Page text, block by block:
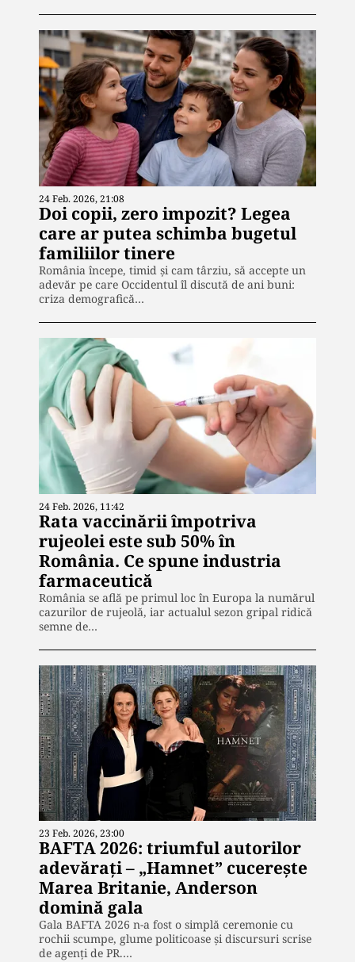
24 Feb. 2026, 21:08
Doi copii, zero impozit? Legea
care ar putea schimba bugetul
familiilor tinere
România începe, timid și cam târziu, să accepte un
adevăr pe care Occidentul îl discută de ani buni:
criza demografică…
24 Feb. 2026, 11:42
Rata vaccinării împotriva
rujeolei este sub 50% în
România. Ce spune industria
farmaceutică
România se află pe primul loc în Europa la numărul
cazurilor de rujeolă, iar actualul sezon gripal ridică
semne de…
23 Feb. 2026, 23:00
BAFTA 2026: triumful autorilor
adevărați – „Hamnet” cucerește
Marea Britanie, Anderson
domină gala
Gala BAFTA 2026 n-a fost o simplă ceremonie cu
rochii scumpe, glume politicoase și discursuri scrise
de agenți de PR.…